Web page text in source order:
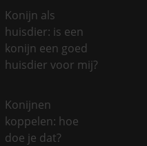
Konijn als
huisdier: is een
konijn een goed
huisdier voor mij?
Konijnen
koppelen: hoe
doe je dat?